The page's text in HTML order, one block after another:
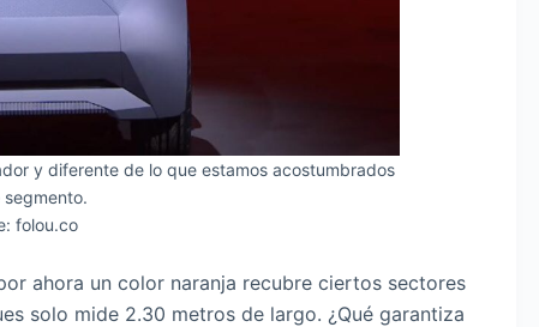
y diferente de lo que estamos acostumbrados
segmento.
folou.co
ahora un color naranja recubre ciertos sectores
solo mide 2.30 metros de largo. ¿Qué garantiza